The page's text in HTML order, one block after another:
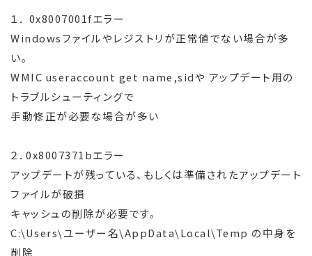
１． 0x8007001fエラー
Windowsファイルやレジストリが正常値でない場合が多
い。
WMIC useraccount get name,sidや アップデート用の
トラブルシューティングで
手動修正が必要な場合が多い
２．0x8007371bエラー
アップデートが残っている、もしくは準備されたアップデート
ファイルが破損
キャッシュの削除が必要です。
C:\Users\ユーザー名\AppData\Local\Temp の中身を
削除